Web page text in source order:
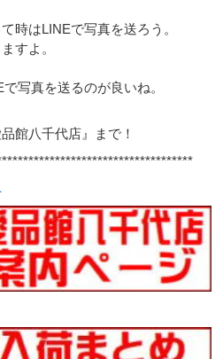
時はLINEで写真を送ろう。
すよ。
写真を送るのが良いね。
館八千代店』まで！